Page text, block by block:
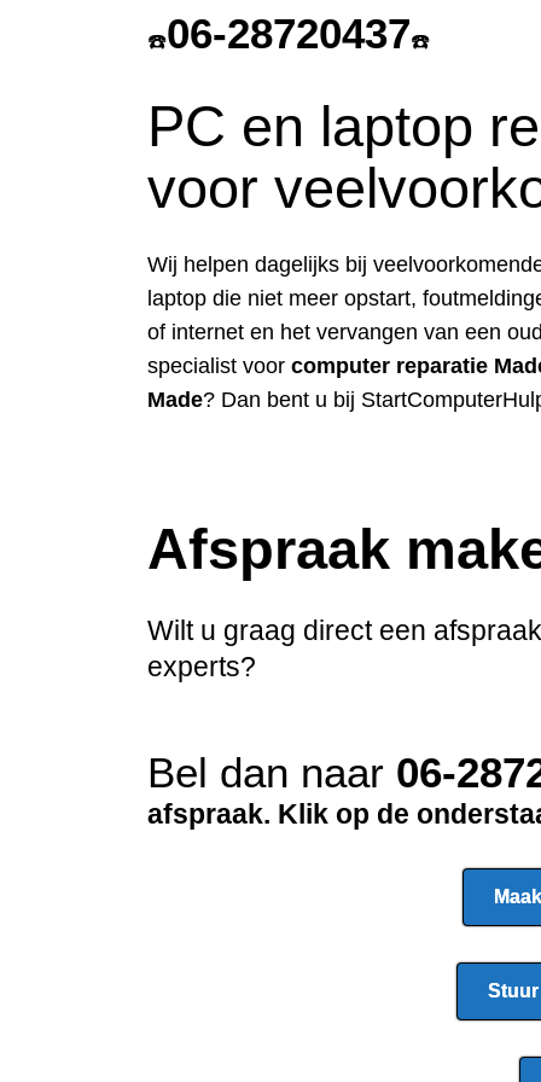
☎️06-28720437☎️
PC en laptop
voor
Wij helpen dagelijks bij
laptop die niet meer opstart,
of internet en het vervangen van een
specialist voor computer reparatie
Made? Dan bent u bij
Afspraak
Wilt u graag direct een
experts?
Bel dan naar 06-
afspraak. Klik op de